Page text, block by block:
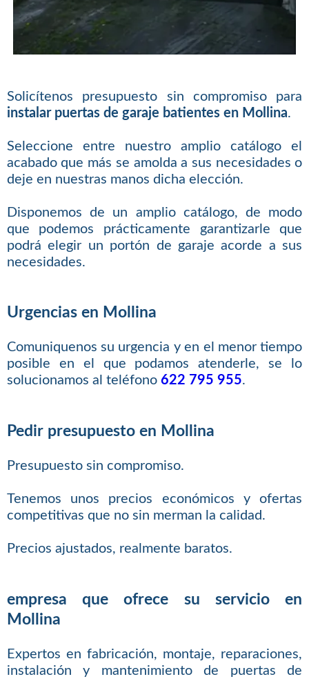
Solicítenos presupuesto sin compromiso para
instalar puertas de garaje batientes en Mollina.
Seleccione entre nuestro amplio catálogo el
acabado que más se amolda a sus necesidades o
deje en nuestras manos dicha elección.
Disponemos de un amplio catálogo, de modo
que podemos prácticamente garantizarle que
podrá elegir un portón de garaje acorde a sus
necesidades.
Urgencias en Mollina
Comuniquenos su urgencia y en el menor tiempo
posible en el que podamos atenderle, se lo
solucionamos al teléfono 622 795 955.
Pedir presupuesto en Mollina
Presupuesto sin compromiso.
Tenemos unos precios económicos y ofertas
competitivas que no sin merman la calidad.
Precios ajustados, realmente baratos.
empresa que ofrece su servicio en
Mollina
Expertos en fabricación, montaje, reparaciones,
instalación y mantenimiento de puertas de